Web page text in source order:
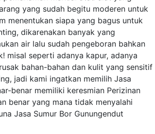
yang sudah begitu moderen untuk
menentukan siapa yang bagus untuk
dikarenakan banyak yang
air lalu sudah pengeboran bahkan
misal seperti adanya kapur, adanya
bahan-bahan dan kulit yang sensitif
jadi kami ingatkan memilih Jasa
benar memiliki keresmian Perizinan
benar yang mana tidak menyalahi
Jasa Sumur Bor Gunungendut